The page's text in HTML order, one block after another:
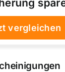
vergleichen